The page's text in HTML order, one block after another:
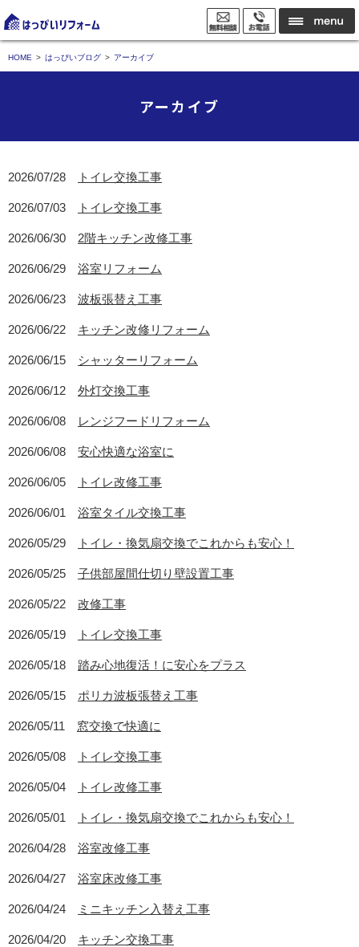
HOME はっぴいブログ アーカイブ
アーカイブ
2026/07/28 トイレ交換工事
2026/07/03 トイレ交換工事
2026/06/30 2階キッチン改修工事
2026/06/29 浴室リフォーム
2026/06/23 波板張替え工事
2026/06/22 キッチン改修リフォーム
2026/06/15 シャッターリフォーム
2026/06/12 外灯交換工事
2026/06/08 レンジフードリフォーム
2026/06/08 安心快適な浴室に
2026/06/05 トイレ改修工事
2026/06/01 浴室タイル交換工事
2026/05/29 トイレ・換気扇交換でこれからも安心！
2026/05/25 子供部屋間仕切り壁設置工事
2026/05/22 改修工事
2026/05/19 トイレ交換工事
2026/05/18 踏み心地復活！に安心をプラス
2026/05/15 ポリカ波板張替え工事
2026/05/11 窓交換で快適に
2026/05/08 トイレ交換工事
2026/05/04 トイレ改修工事
2026/05/01 トイレ・換気扇交換でこれからも安心！
2026/04/28 浴室改修工事
2026/04/27 浴室床改修工事
2026/04/24 ミニキッチン入替え工事
2026/04/20 キッチン交換工事